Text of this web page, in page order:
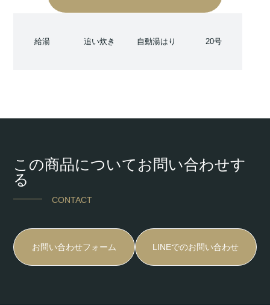
給湯 追い炊き 自動湯はり 20号
この商品についてお問い合わせす
る
CONTACT
お問い合わせフォーム LINEでのお問い合わせ